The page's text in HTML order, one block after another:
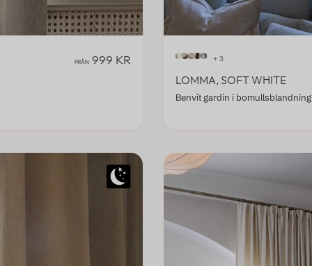
FRÅN 999 KR + 3
LOMMA, SOFT WHITE
Benvit gardin i bomullsblandning